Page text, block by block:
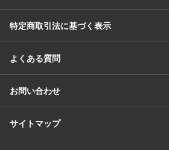
特定商取引法に基づく表示
よくある質問
お問い合わせ
サイトマップ